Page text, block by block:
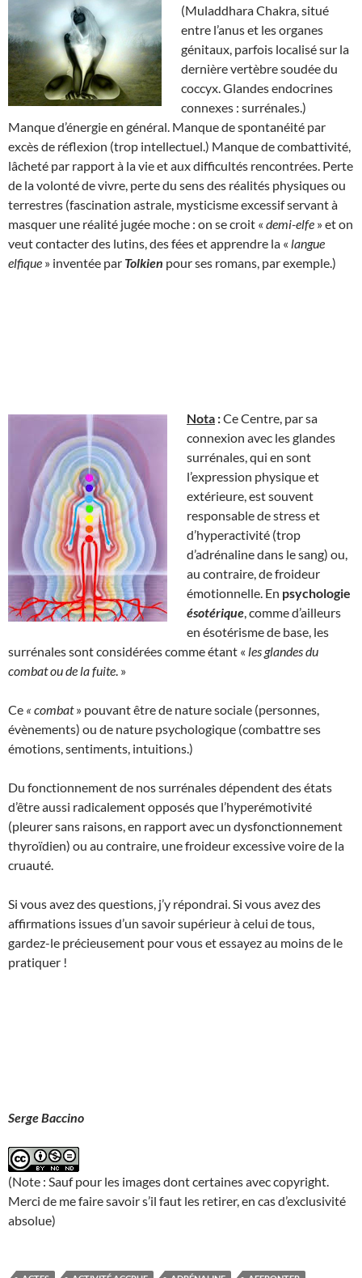
(Muladdhara Chakra, situé
entre l’anus et les organes
génitaux, parfois localisé sur la
dernière vertèbre soudée du
coccyx. Glandes endocrines
connexes : surrénales.)
Manque d’énergie en général. Manque de spontanéité par
excès de réflexion (trop intellectuel.) Manque de combattivité,
lâcheté par rapport à la vie et aux difficultés rencontrées. Perte
de la volonté de vivre, perte du sens des réalités physiques ou
terrestres (fascination astrale, mysticisme excessif servant à
masquer une réalité jugée moche : on se croit « demi-elfe » et on
veut contacter des lutins, des fées et apprendre la « langue
elfique » inventée par Tolkien pour ses romans, par exemple.)
Nota :Ce Centre, par sa
connexion avec les glandes
surrénales, qui en sont
l’expression physique et
extérieure, est souvent
responsable de stress et
d’hyperactivité (trop
d’adrénaline dans le sang) ou,
au contraire, de froideur
émotionnelle. En psychologie
ésotérique, comme d’ailleurs
en ésotérisme de base, les
surrénales sont considérées comme étant « les glandes du
combat ou de la fuite. »
Ce « combat» pouvant être de nature sociale (personnes,
évènements) ou de nature psychologique (combattre ses
émotions, sentiments, intuitions.)
Du fonctionnement de nos surrénales dépendent des états
d’être aussi radicalement opposés que l’hyperémotivité
(pleurer sans raisons, en rapport avec un dysfonctionnement
thyroïdien) ou au contraire, une froideur excessive voire de la
cruauté.
Si vous avez des questions, j’y répondrai. Si vous avez des
affirmations issues d’un savoir supérieur à celui de tous,
gardez-le précieusement pour vous et essayez au moins de le
pratiquer !
Serge Baccino
(Note : Sauf pour les images dont certaines avec copyright.
Merci de me faire savoir s’il faut les retirer, en cas d’exclusivité
absolue)